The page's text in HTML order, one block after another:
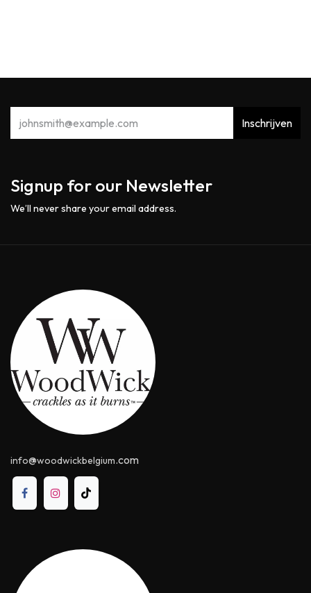
Inschrijven
Signup for our Newsletter
We’ll never share your email address.
info@woodwickbelgium.com